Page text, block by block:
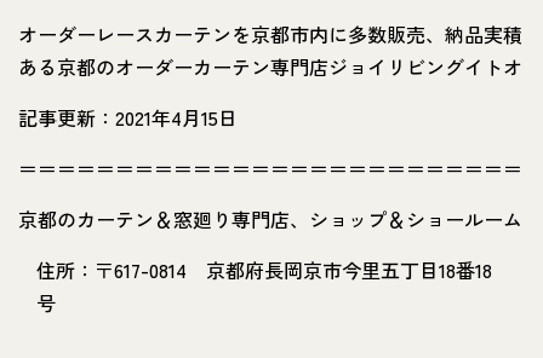
オーダーレースカーテンを京都市内に多数販売、納品実積
ある京都のオーダーカーテン専門店ジョイリビングイトオ
記事更新：2021年4月15日
＝＝＝＝＝＝＝＝＝＝＝＝＝＝＝＝＝＝＝＝＝＝＝＝＝＝
京都のカーテン＆窓廻り専門店、ショップ＆ショールーム
住所：〒617-0814 京都府長岡京市今里五丁目18番18
号